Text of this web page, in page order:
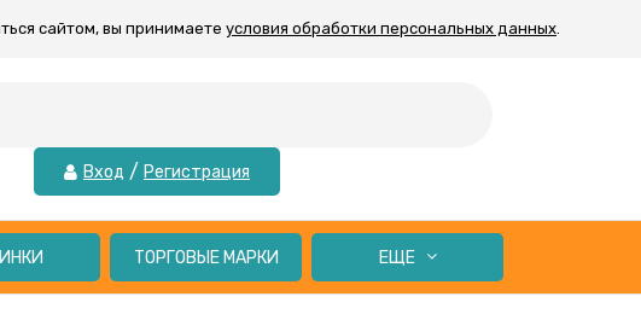
сайтом, вы принимаете условия обработки персональных данных.
Вход / Регистрация
ТОРГОВЫЕ МАРКИ ЕЩЕ